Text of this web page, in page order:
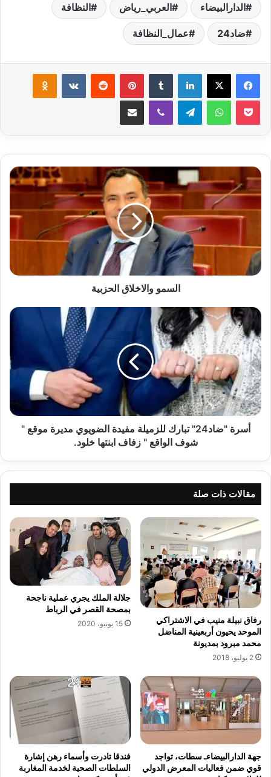
الدارالبيضاء العربي_رياض النظافة
ضاد24 عمال_النظافة
لينكدإن بينتيريست
‫Pocket واتساب تيلقرام ڤايبر مشاركة عبر البريد
السمو
والاخلاق
الحزبية
السمو والاخلاق الحزبية
أسرة
"ضاد24"
تبارك
للزميلة
مفيدة
الضويوي
مديرة
موقع
"
شوف
خلود.
أسرة "ضاد24" تبارك للزميلة مفيدة الضويوي مديرة موقع "
شوف الواقع " زفاف ابنتها خلود.
مقالات ذات صلة
رفاق نبيلة منيب في الاشتراكي
الموحد يحيون أربعينية المناضل
محمد مبرود بمديونة
2 يوليو، 2018
جلالة الملك يجري عملية ناجحة
بمصحة القصر في الرباط
15 يونيو، 2020
جهة الدارالبيضاءـ سطات، تواجد
قوي ضمن فعاليات المعرض الدولي
فندقا تادرت وأسماء رهن إشارة
السلطات الصحية لخدمة المغاربة